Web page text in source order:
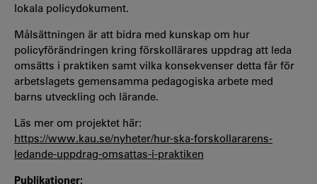
lokala policydokument.
Målsättningen är att bidra med kunskap om hur
policyförändringen kring förskollärares uppdrag att leda
omsätts i praktiken samt vilka konsekvenser detta får för
arbetslagets gemensamma pedagogiska arbete med
barns utveckling och lärande.
Läs mer om projektet här:
https://www.kau.se/nyheter/hur-ska-forskollararens-
ledande-uppdrag-omsattas-i-praktiken
Publikationer: